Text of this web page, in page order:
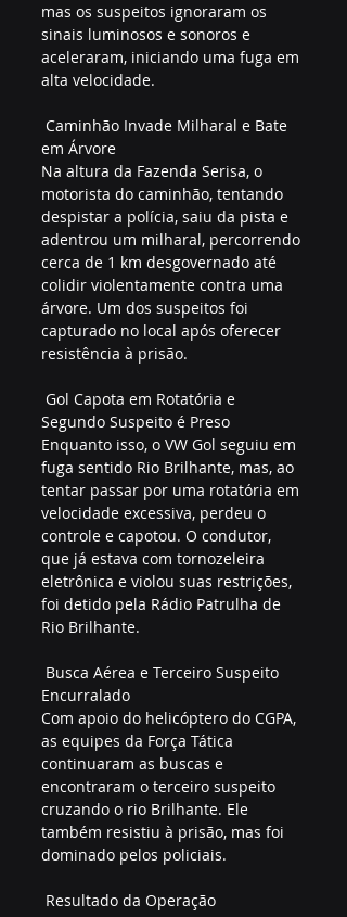
mas os suspeitos ignoraram os
sinais luminosos e sonoros e
aceleraram, iniciando uma fuga em
alta velocidade.
em Árvore
Na altura da Fazenda Serisa, o
motorista do caminhão, tentando
despistar a polícia, saiu da pista e
adentrou um milharal, percorrendo
cerca de 1 km desgovernado até
colidir violentamente contra uma
árvore. Um dos suspeitos foi
capturado no local após oferecer
resistência à prisão.
Segundo Suspeito é Preso
Enquanto isso, o VW Gol seguiu em
fuga sentido Rio Brilhante, mas, ao
tentar passar por uma rotatória em
velocidade excessiva, perdeu o
controle e capotou. O condutor,
que já estava com tornozeleira
eletrônica e violou suas restrições,
foi detido pela Rádio Patrulha de
Rio Brilhante.
Encurralado
Com apoio do helicóptero do CGPA,
as equipes da Força Tática
continuaram as buscas e
encontraram o terceiro suspeito
cruzando o rio Brilhante. Ele
também resistiu à prisão, mas foi
dominado pelos policiais.
Resultado da Operação